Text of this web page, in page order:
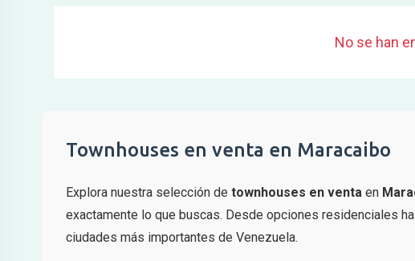
No se han
Townhouses en venta en Maracaibo
Explora nuestra selección de townhouses en venta en
exactamente lo que buscas. Desde opciones residenciales
ciudades más importantes de Venezuela.